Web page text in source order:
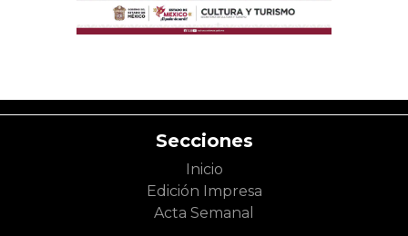
Secciones
Inicio
Edición Impresa
Acta Semanal